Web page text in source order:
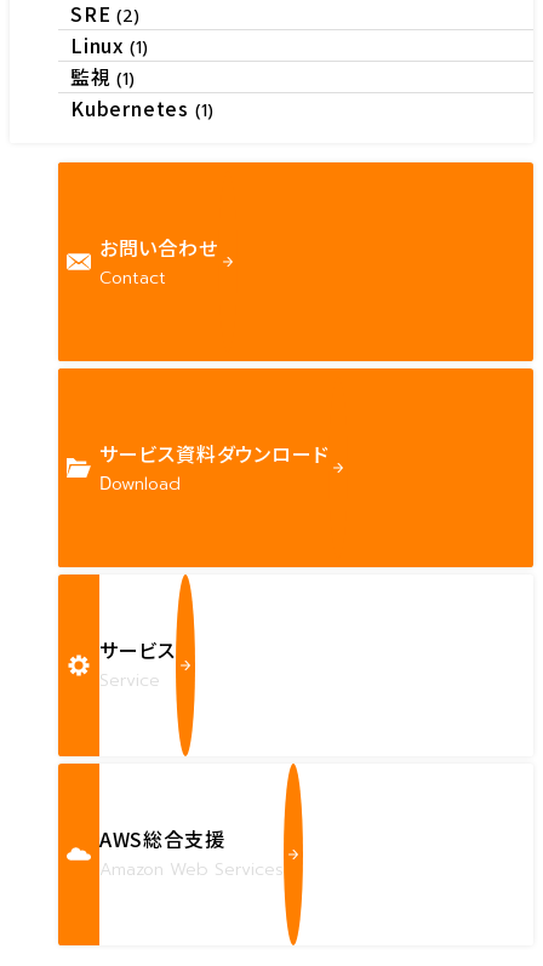
SRE(2)
Linux (1)
監視(1)
Kubernetes (1)
お問い合わせ
Contact
サービス資料ダウンロード
Download
サービス
Service
AWS総合支援
Amazon Web Services